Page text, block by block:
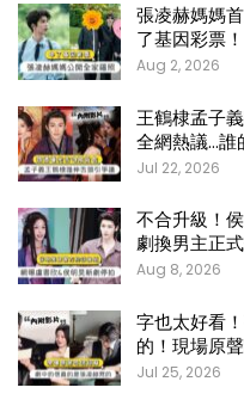
張凌赫媽媽
了基因彩票！
Aug 2, 2026
王鶴棣孟子
全網熱議…誰
Jul 22, 2026
不合升級！
劇換男主正
Aug 8, 2026
字也太好看
的！現場原
Jul 25, 2026